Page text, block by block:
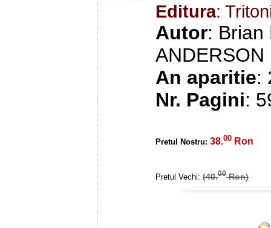
Editura:
Autor: Brian
ANDERSON
An aparitie:
Nr. Pagini:
Pretul Nostru: 38.00 Ron
Pretul Vechi: (40.00Ron)